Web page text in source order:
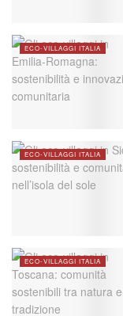
ECO-VILLAGGI ITALIA
ECO-VILLAGGI ITALIA
ECO-VILLAGGI ITALIA